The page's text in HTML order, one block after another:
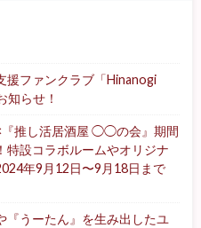
援ファンクラブ「Hinanogi
知らせ！
『推し活居酒屋 ◯◯の会』期間
特設コラボルームやオリジナ
年9月12日〜9月18日まで
『うーたん』を生み出したユ